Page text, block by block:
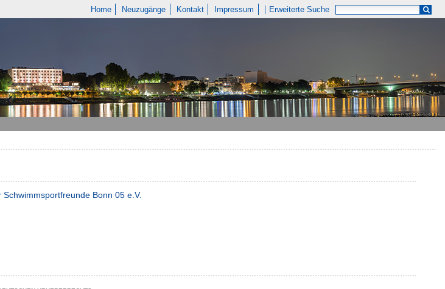
Home Neuzugänge Kontakt Impressum Erweiterte Suche
Bonn 05 e.V.